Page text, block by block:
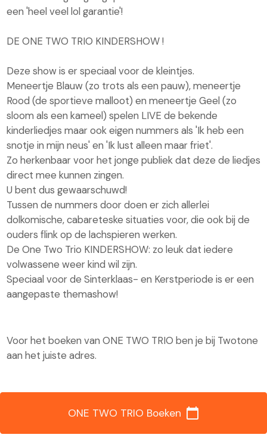
een 'heel veel lol garantie'!
DE ONE TWO TRIO KINDERSHOW !
Deze show is er speciaal voor de kleintjes.
Meneertje Blauw (zo trots als een pauw), meneertje
Rood (de sportieve malloot) en meneertje Geel (zo
sloom als een kameel) spelen LIVE de bekende
kinderliedjes maar ook eigen nummers als 'Ik heb een
snotje in mijn neus' en 'Ik lust alleen maar friet'.
Zo herkenbaar voor het jonge publiek dat deze de liedjes
direct mee kunnen zingen.
U bent dus gewaarschuwd!
Tussen de nummers door doen er zich allerlei
dolkomische, cabareteske situaties voor, die ook bij de
ouders flink op de lachspieren werken.
De One Two Trio KINDERSHOW: zo leuk dat iedere
volwassene weer kind wil zijn.
Speciaal voor de Sinterklaas- en Kerstperiode is er een
aangepaste themashow!
Voor het boeken van ONE TWO TRIO ben je bij Twotone
aan het juiste adres.
ONE TWO TRIO Boeken calendar_today